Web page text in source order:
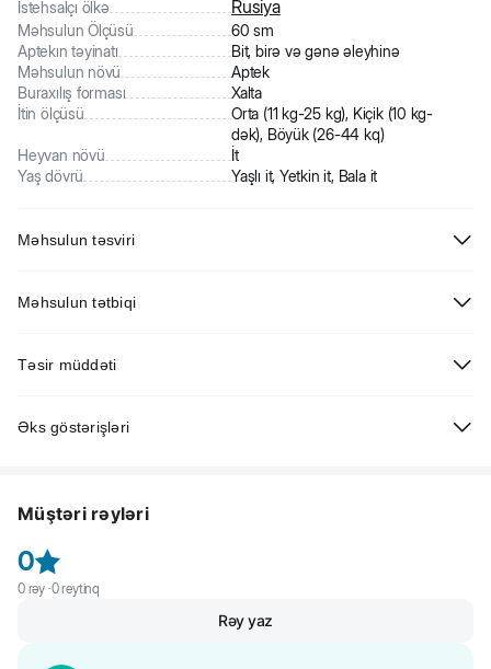
İstehsalçı ölkə Rusiya
Məhsulun Ölçüsü
60 sm
Aptekın təyinatı
Bit, birə və gənə əleyhinə
Məhsulun növü
Aptek
Buraxılış forması
Xalta
İtin ölçüsü
Orta (11 kg-25 kg), Kiçik (10 kg-
dək), Böyük (26-44 kq)
Heyvan növü
İt
Yaş dövrü
Yaşlı it, Yetkin it, Bala it
Məhsulun təsviri
itləri xarici parazitlərə, həmçinin birə və gənələrə qarşı müdafiə edir.
Məhsulun tətbiqi
boşluq saxlayaraq taxın, sonra uzun hissəsini toqqadan keçirin və
Təsir müddəti
Əks göstərişləri
Müştəri rəyləri
0
0rəy ·0reytinq
Rəy yaz